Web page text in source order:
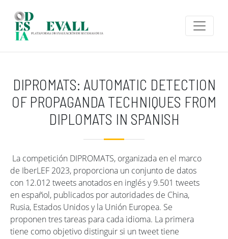
DIPROMATS: AUTOMATIC DETECTION
OF PROPAGANDA TECHNIQUES FROM
DIPLOMATS IN SPANISH
La competición DIPROMATS, organizada en el marco
de IberLEF 2023, proporciona un conjunto de datos
con 12.012 tweets anotados en inglés y 9.501 tweets
en español, publicados por autoridades de China,
Rusia, Estados Unidos y la Unión Europea. Se
proponen tres tareas para cada idioma. La primera
tiene como objetivo distinguir si un tweet tiene